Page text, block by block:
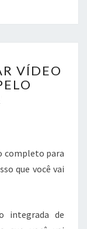
VÍDEO
completo para
que você vai
integrada de